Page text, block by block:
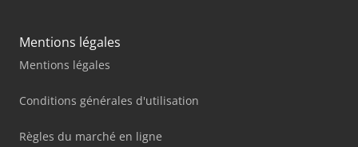
Mentions légales
Mentions légales
Conditions générales d'utilisation
Règles du marché en ligne